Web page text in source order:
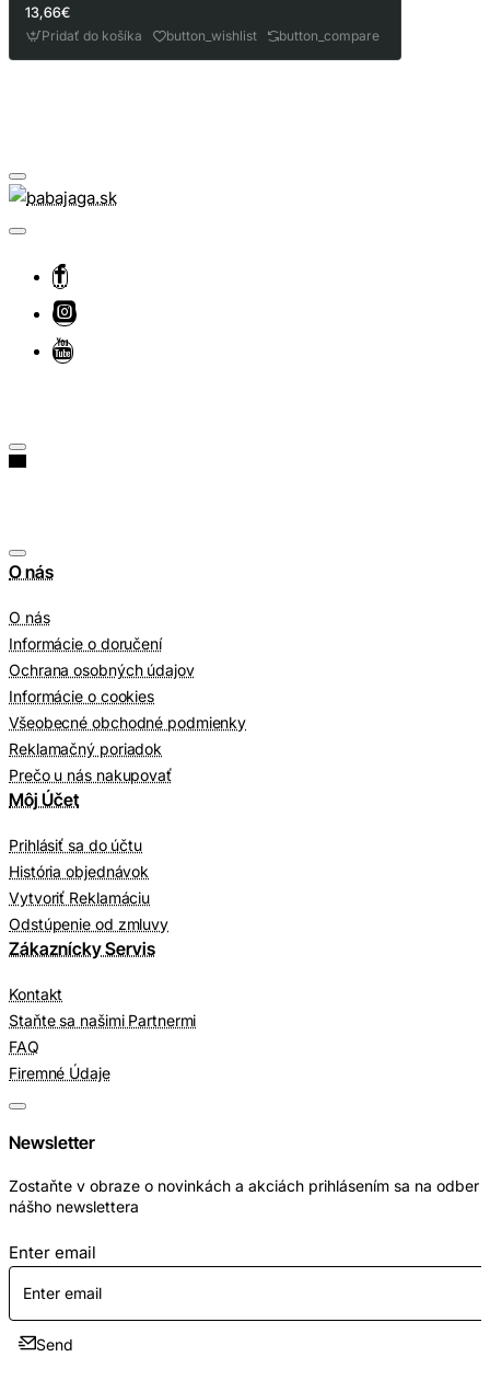
13,66€
Pridať do košíka button_wishlist button_compare
O nás
O nás
Informácie o doručení
Ochrana osobných údajov
Informácie o cookies
Všeobecné obchodné podmienky
Reklamačný poriadok
Prečo u nás nakupovať
Môj Účet
Prihlásiť sa do účtu
História objednávok
Vytvoriť Reklamáciu
Odstúpenie od zmluvy
Zákaznícky Servis
Kontakt
Staňte sa našimi Partnermi
FAQ
Firemné Údaje
Newsletter
Zostaňte v obraze o novinkách a akciách prihlásením sa na odber
nášho newslettera
Enter email
Send